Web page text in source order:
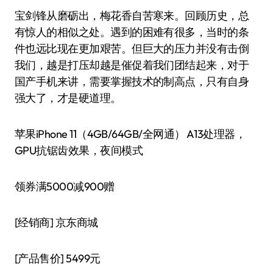
宝剑锋从磨砺出，梅花香自苦寒来。回顾历史，总
有惊人的相似之处。遇到的困难有很多，当时的条
件也远比现在更加艰苦。但巨大的压力并没有击倒
我们，越是打压却越是催促着我们团结起来，对于
国产手机来讲，需要掌握技术的制高点，只有自身
强大了，才是硬道理。
苹果iPhone 11（4GB/64GB/全网通） A13处理器，
GPU抗锯齿效果，夜间模式
领券满5000减900赠
[经销商]京东商城
[产品售价]5499元